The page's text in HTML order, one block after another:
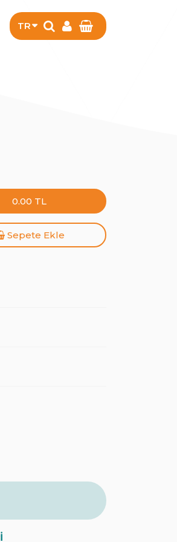
TR
TR
0.00 TL
Sepete Ekle